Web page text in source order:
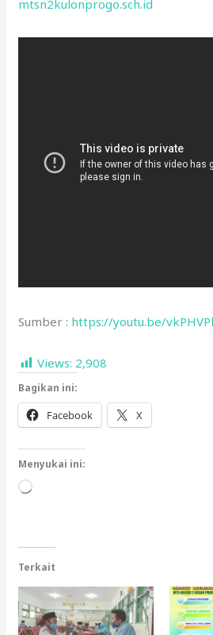
mtsn2kulonprogo.sch.id
Sumber : https://youtu.be/
Views: 2,908
Bagikan ini:
Facebook X
Menyukai ini:
Memuat...
Terkait